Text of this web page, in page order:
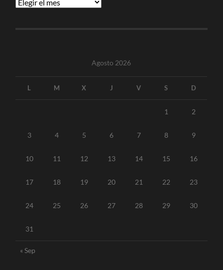
Agosto 2026
L M X J V S D
1 2
3 4 5 6 7 8 9
10 11 12 13 14 15 16
17 18 19 20 21 22 23
24 25 26 27 28 29 30
31
« Sep